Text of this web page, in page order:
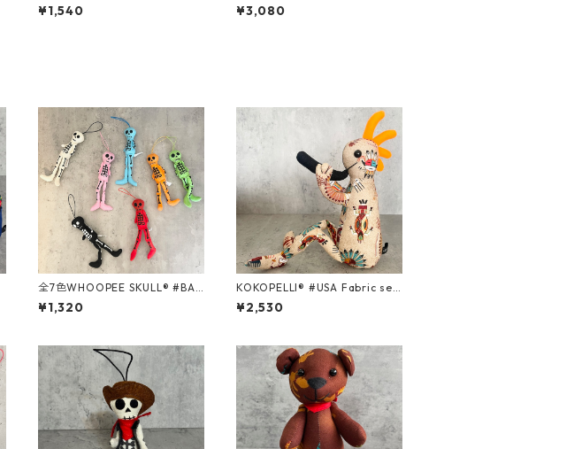
CK/Sサイズ
¥1,540
CK/Mサイズ
¥3,080
全7色WHOOPEE SKULL® #BAS
IC /Sサイズ
¥1,320
KOKOPELLI® #USA Fabric seri
es ＃56/Mサイズ
¥2,530